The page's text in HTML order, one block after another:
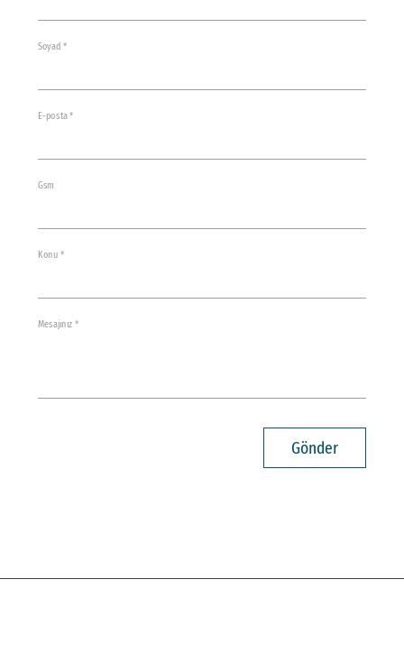
Soyad *
E-posta *
Gsm
Konu *
Mesajınız *
Gönder